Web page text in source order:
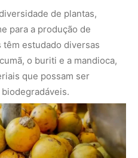
de plantas,
para a produção de
estudado diversas
o buriti e a mandioca,
que possam ser